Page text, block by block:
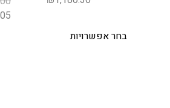
בחר אפשרויות